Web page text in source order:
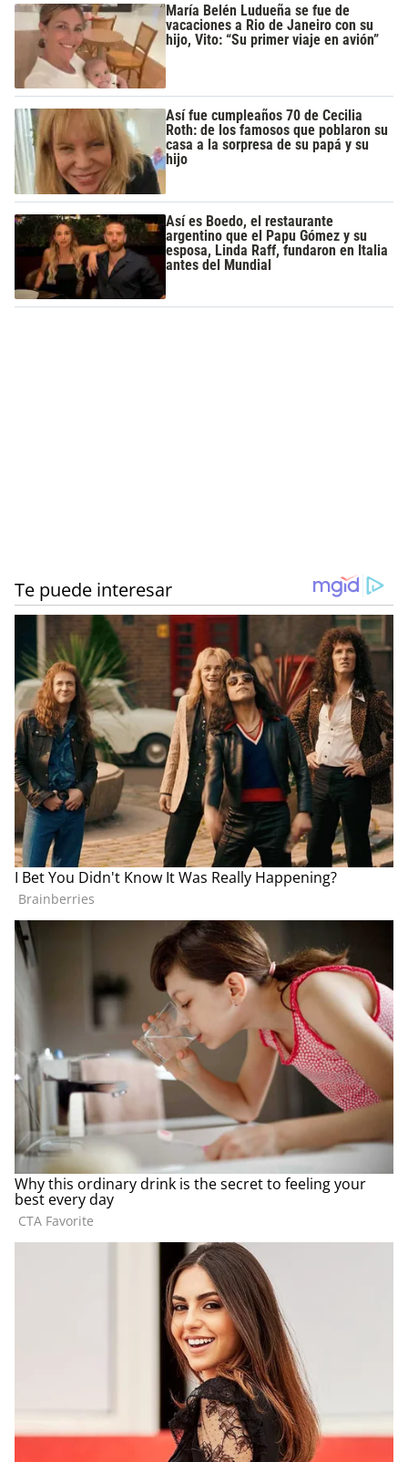
María Belén Ludueña se fue de
vacaciones a Rio de Janeiro con su
hijo, Vito: “Su primer viaje en avión”
Así fue cumpleaños 70 de Cecilia
Roth: de los famosos que poblaron su
casa a la sorpresa de su papá y su
hijo
Así es Boedo, el restaurante
argentino que el Papu Gómez y su
esposa, Linda Raff, fundaron en Italia
antes del Mundial